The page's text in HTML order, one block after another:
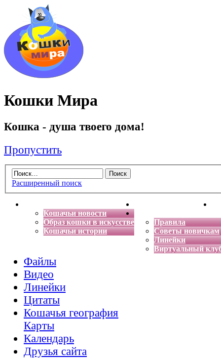
Кошки Мира
Кошка - душа твоего дома!
Пропустить
Расширенный поиск
Кошачьи новости
Образ кошки в искусстве
Кошачьи истории
Энциклопедия кошек
Правила
Советы новичкам
Линейки
Виртуальный
Файлы
Видео
Линейки
Цитаты
Кошачья география
Карты
Календарь
Друзья сайта